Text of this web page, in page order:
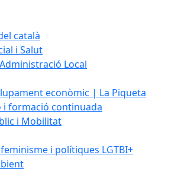
català
i Salut
Local
econòmic | La Piqueta
i formació continuada
i Mobilitat
i polítiques LGTBI+